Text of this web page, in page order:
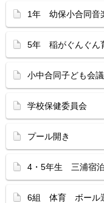
1年 幼保小合同音
5年 稲がぐんぐん
小中合同子ども会議
学校保健委員会
プール開き
4・5年生 三浦宿
6組 体育 ボール